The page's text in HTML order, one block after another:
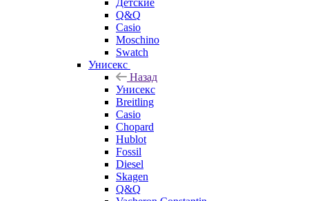
Детские
Q&Q
Casio
Moschino
Swatch
Унисекс
Назад
Унисекс
Breitling
Casio
Chopard
Hublot
Fossil
Diesel
Skagen
Q&Q